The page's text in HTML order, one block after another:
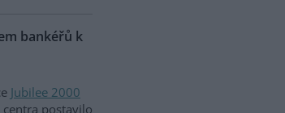
bankéřů k
Jubilee 2000
postavilo